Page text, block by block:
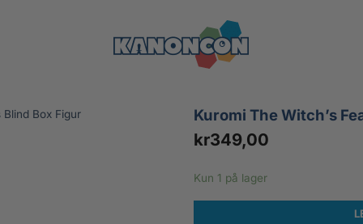
Kuromi The Witch’s
kr349,00
Kun 1 på lager